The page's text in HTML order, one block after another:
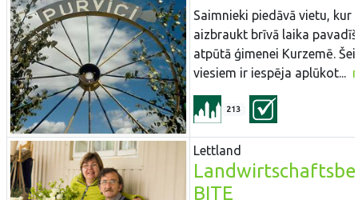
Saimnieki piedāvā vietu, kur
aizbraukt brīvā laika
atpūtā ģimenei Kurzemē.
viesiem ir iespēja aplūkot...
213
Lettland
BITE